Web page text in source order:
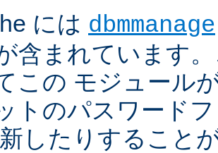
には dbmmanage
含まれています
この モジュール
トのパスワード
したりすること